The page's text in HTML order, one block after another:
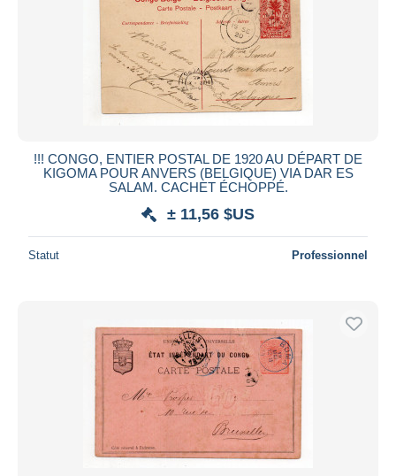
!!! CONGO, ENTIER POSTAL DE 1920 AU DÉPART DE
KIGOMA POUR ANVERS (BELGIQUE) VIA DAR ES
SALAM. CACHET ÉCHOPPÉ.
± 11,56 $US
Statut Professionnel